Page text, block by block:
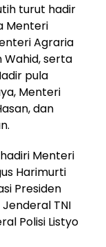
turut hadir
Menteri
Agraria
Wahid, serta
pula
Menteri
dan
Menteri
Harimurti
Presiden
TNI
Polisi Listyo